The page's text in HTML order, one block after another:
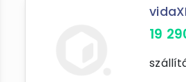
19